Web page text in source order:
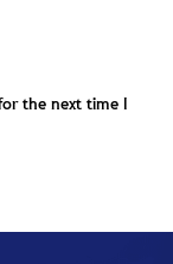
the next time I